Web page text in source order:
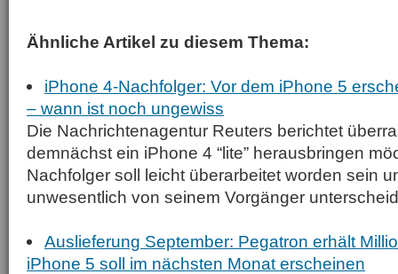
Ähnliche Artikel zu diesem Thema:
iPhone 4-Nachfolger: Vor dem iPhone 5
– wann ist noch ungewiss
Die Nachrichtenagentur Reuters berichtet
demnächst ein iPhone 4 “lite” herausbringen
Nachfolger soll leicht überarbeitet worden sein
unwesentlich von seinem Vorgänger
Auslieferung September: Pegatron erhält
iPhone 5 soll im nächsten Monat erscheinen